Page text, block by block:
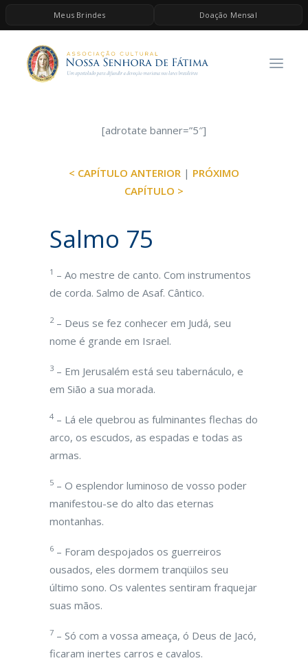
Meus Brindes Doação Mensal
HOME
A ASSOCIAÇÃO
ESPIRITUALIDADE
BRINDES
[adrotate banner=”5″]
< CAPÍTULO ANTERIOR | PRÓXIMO
CAPÍTULO >
Salmo 75
1 – Ao mestre de canto. Com instrumentos
de corda. Salmo de Asaf. Cântico.
2– Deus se fez conhecer em Judá, seu
nome é grande em Israel.
3 – Em Jerusalém está seu tabernáculo, e
em Sião a sua morada.
4 – Lá ele quebrou as fulminantes flechas do
arco, os escudos, as espadas e todas as
armas.
5 – O esplendor luminoso de vosso poder
manifestou-se do alto das eternas
montanhas.
6 – Foram despojados os guerreiros
ousados, eles dormem tranqüilos seu
último sono. Os valentes sentiram fraquejar
suas mãos.
7 – Só com a vossa ameaça, ó Deus de Jacó,
ficaram inertes carros e cavalos.